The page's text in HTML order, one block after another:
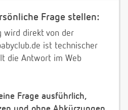
Frage stellen:
wird direkt von der
ist technischer
die Antwort im Web
Frage ausführlich,